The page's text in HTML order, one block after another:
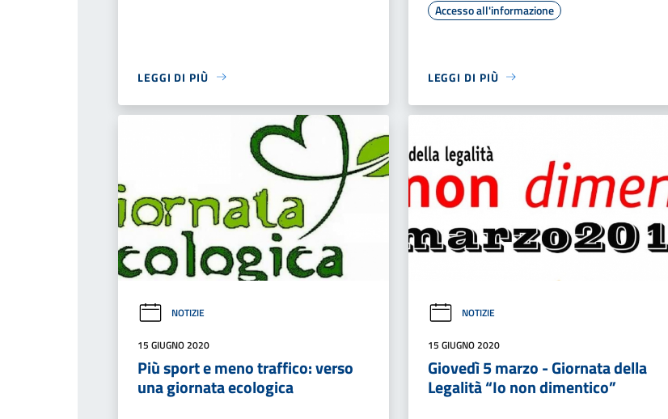
LEGGI DI PIÙ
Accesso all'informazione
LEGGI DI PIÙ
NOTIZIE
15 GIUGNO 2020
Più sport e meno traffico: verso
una giornata ecologica
NOTIZIE
15 GIUGNO 2020
Giovedì 5 marzo - Giornata della
Legalità “Io non dimentico”